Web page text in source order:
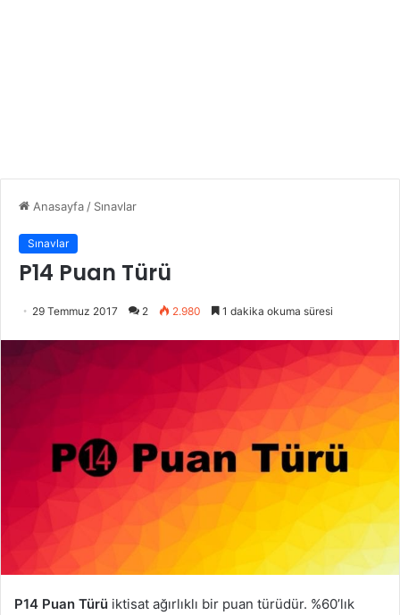
Anasayfa / Sınavlar
Sınavlar
P14 Puan Türü
29 Temmuz 2017 2 2.980 1 dakika okuma süresi
P14 Puan Türü iktisat ağırlıklı bir puan türüdür. %60’lık